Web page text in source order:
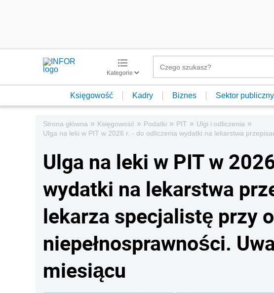
Kategorie
Księgowość Kadry Biznes Sektor publiczny
Strona główna » Księgowość » Podatki » PIT » Ulgi i odliczenia »
Ulga na leki w PIT w 2026 r. - do odliczenia wydatki na lekarstwa
Ulga na leki w PIT w
wydatki na lekarstwa
lekarza specjalistę przy
niepełnosprawności.
miesiącu